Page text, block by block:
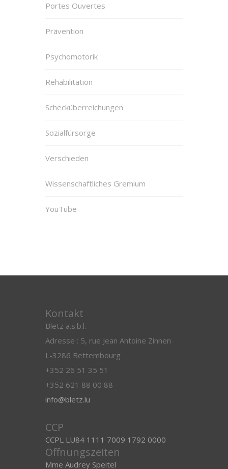
Portes Ouvertes
Prävention
Psychomotorik
Rehabilitation
Schecküberreichungen
Sozialfürsorge
Verschieden
Wissenschaftliches Gremium
YouTube
Kontakt
Blëtz a.s.b.l.
Adresse : 5, rue Jean Antoine Zinnen
L-3286 Bettembourg
+352 26 51 35 51
+352 621 88 00 88
info@bletz.lu
CCP
CCPL LU84 1111 7009 1792 0000
Öffnungszeiten
Mme Audrey Speitel